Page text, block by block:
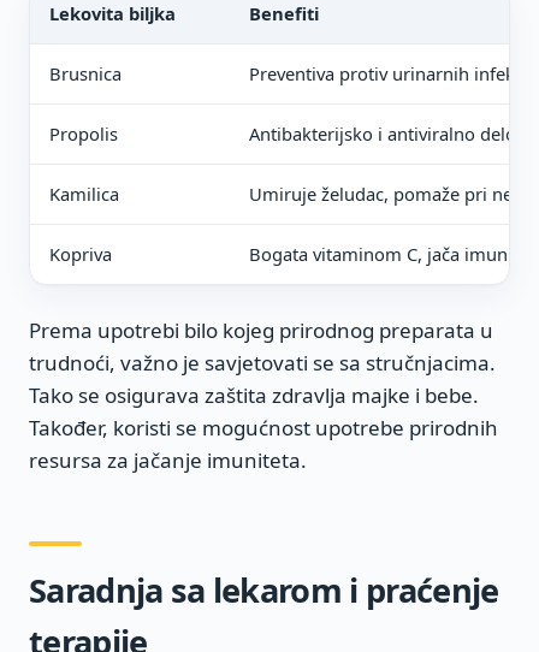
Lekovita biljka Benefiti
Brusnica Preventiva protiv urinarnih
Propolis Antibakterijsko i antiviralno
Kamilica Umiruje želudac, pomaže pri
Kopriva Bogata vitaminom C, jača imunitet
Prema upotrebi bilo kojeg prirodnog preparata u
trudnoći, važno je savjetovati se sa stručnjacima.
Tako se osigurava zaštita zdravlja majke i bebe.
Također, koristi se mogućnost upotrebe prirodnih
resursa za jačanje imuniteta.
Saradnja sa lekarom i praćenje
terapije